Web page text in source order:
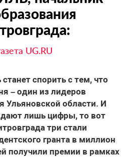
UG.RU
спорить с тем, что
– один из лидеров
Ульяновской области. И
лишь цифры, то вот
три стали
гранта в миллион
получили премии в рамках